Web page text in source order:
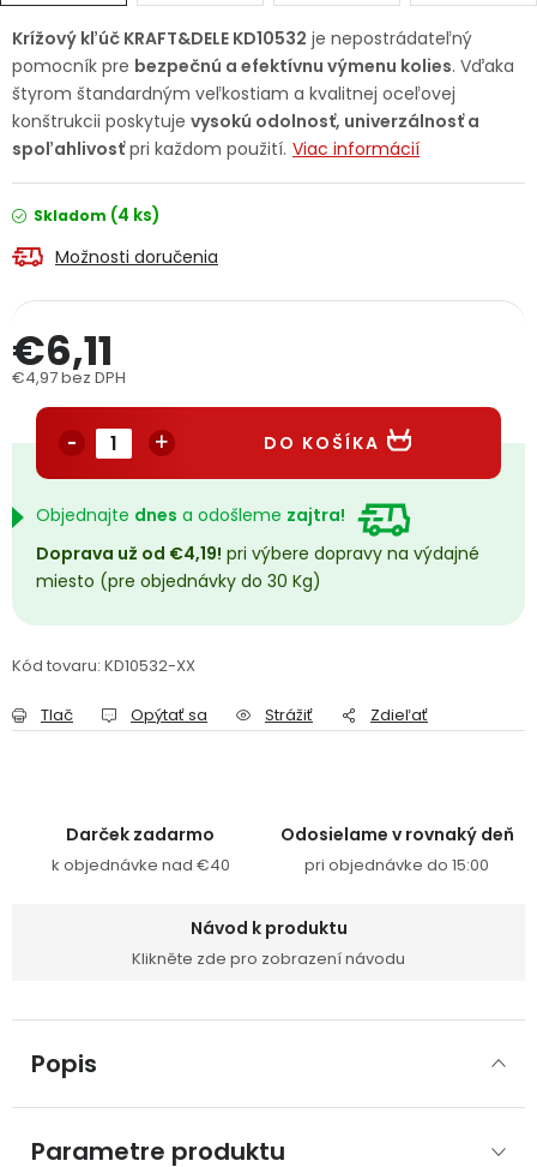
Doprava a platba Váš zákaznícky účet
Kontakty
PODPORA
Podmienky ochrany osobných údajov
Přihlášení Registrace
Krížový kľúč KRAFT&DELE KD10532 je nepostrádateľný
pomocník pre bezpečnú a efektívnu výmenu kolies. Vďaka
štyrom štandardným veľkostiam a kvalitnej oceľovej
konštrukcii poskytuje vysokú odolnosť, univerzálnosť a
spoľahlivosťpri každom použití. Viac informácií
Skladom (4 ks)
Možnosti doručenia
€6,11
€4,97 bez DPH
DO KOŠÍKA
Objednajte dnes a odošleme zajtra!
Doprava už od €4,19! pri výbere dopravy na výdajné
miesto (pre objednávky do 30 Kg)
Kód tovaru: KD10532-XX
Tlač Opýtať sa Strážiť Zdieľať
Darček zadarmo
k objednávke nad €40
Odosielame v rovnaký deň
pri objednávke do 15:00
Návod k produktu
Klikněte zde pro zobrazení návodu
Popis
Parametre produktu